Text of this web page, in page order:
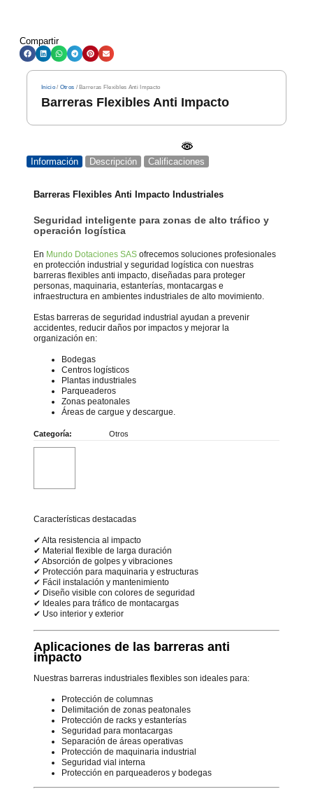
Compartir
Inicio/ Otros / Barreras Flexibles Anti Impacto
Barreras Flexibles Anti Impacto
Información Descripción Calificaciones
Barreras Flexibles Anti Impacto Industriales
Seguridad inteligente para zonas de alto tráfico y
operación logística
En Mundo Dotaciones SAS ofrecemos soluciones profesionales
en protección industrial y seguridad logística con nuestras
barreras flexibles anti impacto, diseñadas para proteger
personas, maquinaria, estanterías, montacargas e
infraestructura en ambientes industriales de alto movimiento.
Estas barreras de seguridad industrial ayudan a prevenir
accidentes, reducir daños por impactos y mejorar la
organización en:
Bodegas
Centros logísticos
Plantas industriales
Parqueaderos
Zonas peatonales
Áreas de cargue y descargue.
Categoría: Otros
Características destacadas
✔ Alta resistencia al impacto
✔ Material flexible de larga duración
✔ Absorción de golpes y vibraciones
✔ Protección para maquinaria y estructuras
✔ Fácil instalación y mantenimiento
✔ Diseño visible con colores de seguridad
✔ Ideales para tráfico de montacargas
✔ Uso interior y exterior
Aplicaciones de las barreras anti
impacto
Nuestras barreras industriales flexibles son ideales para:
Protección de columnas
Delimitación de zonas peatonales
Protección de racks y estanterías
Seguridad para montacargas
Separación de áreas operativas
Protección de maquinaria industrial
Seguridad vial interna
Protección en parqueaderos y bodegas